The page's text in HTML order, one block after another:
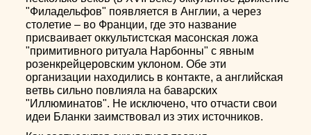
"Филадельфов" появляется в Англии, а через
столетие – во Франции, где это название
присваивает оккультистская масонская ложа
"примитивного ритуала Нарбонны" с явным
розенкрейцеровским уклоном. Обе эти
организации находились в контакте, а английская
ветвь сильно повлияла на баварских
"Иллюминатов". Не исключено, что отчасти свои
идеи Бланки заимствовал из этих источников.